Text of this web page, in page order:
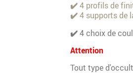
✔️4 profils de
✔️4 supports de
✔️4 choix de
Attention
Tout type